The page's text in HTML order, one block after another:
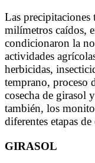
Las
milímetros caídos,
condicionaron la
actividades
herbicidas,
temprano, proceso
cosecha de girasol
también, los
diferentes etapas
GIRASOL